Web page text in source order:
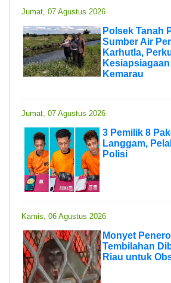
Jumat, 07 Agustus 2026
Polsek Tanah
Sumber Air
Karhutla,
Kemarau
Jumat, 07 Agustus 2026
3 Pemilik 8
Langgam,
Polisi
Kamis, 06 Agustus 2026
Monyet
Tembilahan
Riau untuk